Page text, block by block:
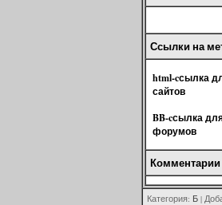
Ссылки на
html-cсылка
сайтов
BB-cсылка
форумов
Комментарии
Категория: Б |